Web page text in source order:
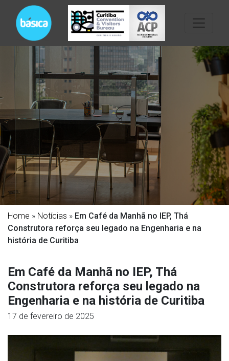
Home » Notícias » Em Café da Manhã no IEP, Thá
Construtora reforça seu legado na Engenharia e na
história de Curitiba
Em Café da Manhã no IEP, Thá
Construtora reforça seu legado na
Engenharia e na história de Curitiba
17 de fevereiro de 2025